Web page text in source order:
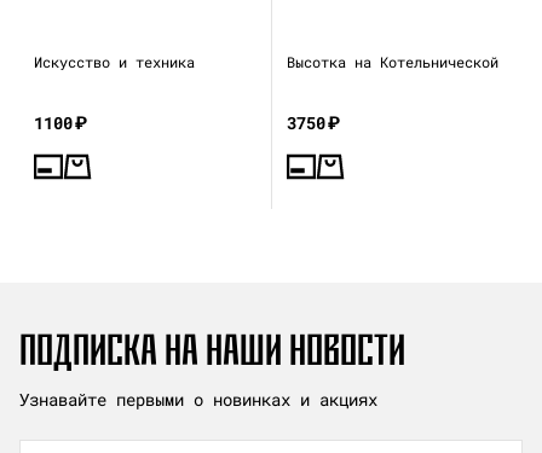
Искусство и техника
1100₽
Высотка на Котельнической
3750₽
ПОДПИСКА НА НАШИ НОВОСТИ
Узнавайте первыми о новинках и акциях